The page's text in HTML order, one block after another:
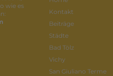
wie es
Kontakt
Beiträge
Städte
Bad Tölz
Vichy
San Giuliano Terme